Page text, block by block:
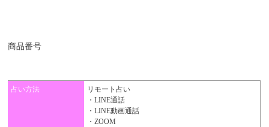
商品番号
占い方法
リモート占い
・LINE通話
・LINE動画通話
・ZOOM